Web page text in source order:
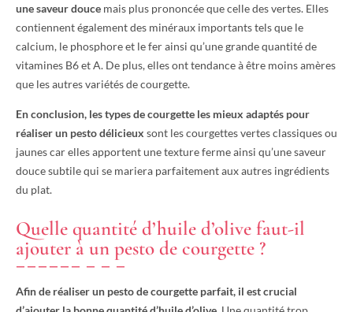
une saveur douce mais plus prononcée que celle des vertes. Elles
contiennent également des minéraux importants tels que le
calcium, le phosphore et le fer ainsi qu’une grande quantité de
vitamines B6 et A. De plus, elles ont tendance à être moins amères
que les autres variétés de courgette.
En conclusion, les types de courgette les mieux adaptés pour
réaliser un pesto délicieux sont les courgettes vertes classiques ou
jaunes car elles apportent une texture ferme ainsi qu’une saveur
douce subtile qui se mariera parfaitement aux autres ingrédients
du plat.
Quelle quantité d’huile d’olive faut-il
ajouter à un pesto de courgette ?
Afin de réaliser un pesto de courgette parfait, il est crucial